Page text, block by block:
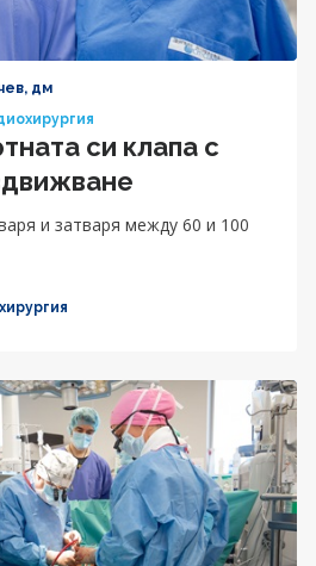
дм
си клапа с
и затваря между 60 и 100